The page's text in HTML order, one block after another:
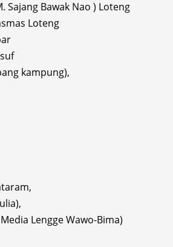
Sajang Bawak Nao ) Loteng
Loteng
kampung),
Lengge Wawo-Bima)